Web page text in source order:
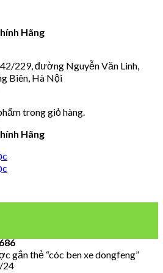
Hãng
229, đường Nguyễn Văn Linh,
Biên, Hà Nội
trong giỏ hàng.
Hãng
24
gắn thẻ “cóc ben xe dongfeng”